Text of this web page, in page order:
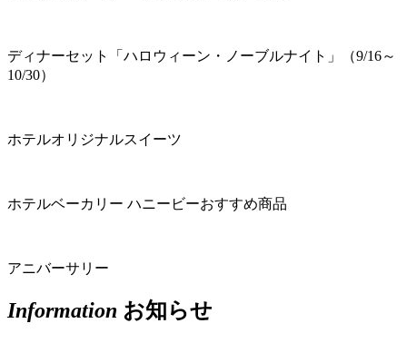
ディナーセット「ハロウィーン・ノーブルナイト」（9/16～
10/30）
ホテルオリジナルスイーツ
ホテルベーカリー ハニービーおすすめ商品
アニバーサリー
Information お知らせ